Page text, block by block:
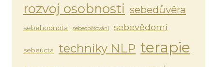
rozvoj osobnosti sebedůvěra
sebehodnota sebeobětování sebevědomí
sebeúcta techniky NLP terapie